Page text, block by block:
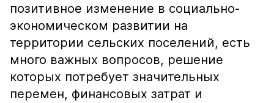
позитивное изменение в социально-
экономическом развитии на
территории сельских поселений, есть
много важных вопросов, решение
которых потребует значительных
перемен, финансовых затрат и